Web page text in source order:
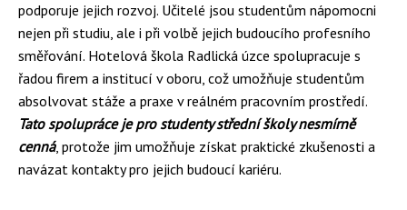
podporuje jejich rozvoj. Učitelé jsou studentům nápomocni
nejen při studiu, ale i při volbě jejich budoucího profesního
směřování. Hotelová škola Radlická úzce spolupracuje s
řadou firem a institucí v oboru, což umožňuje studentům
absolvovat stáže a praxe v reálném pracovním prostředí.
Tato spolupráce je pro studenty střední školy nesmírně
cenná, protože jim umožňuje získat praktické zkušenosti a
navázat kontakty pro jejich budoucí kariéru.